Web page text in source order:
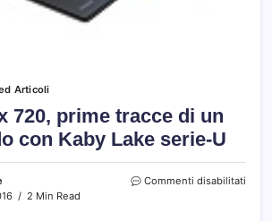
Articoli
720, prime tracce di un
con Kaby Lake serie-U
2 Min Read
Commenti disabilitati